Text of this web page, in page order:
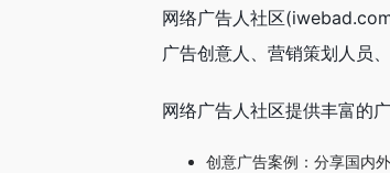
网络广告人社区
广告创意人、营销策划人员
网络广告人社区提供丰富的
创意广告案例：分享国内